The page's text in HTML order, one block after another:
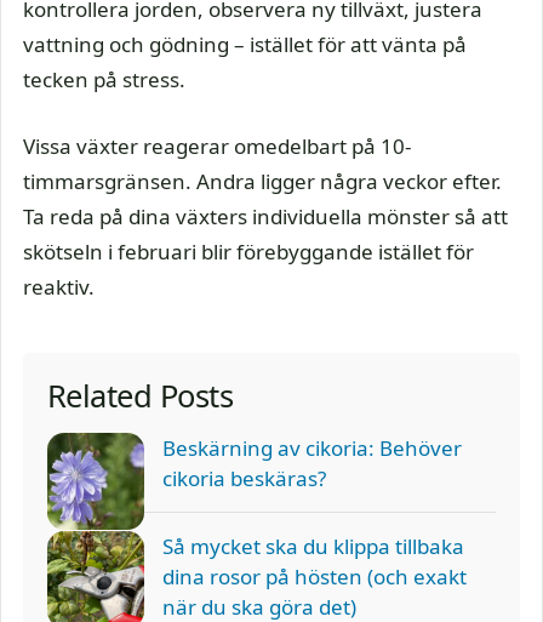
kontrollera jorden, observera ny tillväxt, justera
vattning och gödning – istället för att vänta på
tecken på stress.
Vissa växter reagerar omedelbart på 10-
timmarsgränsen. Andra ligger några veckor efter.
Ta reda på dina växters individuella mönster så att
skötseln i februari blir förebyggande istället för
reaktiv.
Related Posts
Beskärning av cikoria: Behöver
cikoria beskäras?
Så mycket ska du klippa tillbaka
dina rosor på hösten (och exakt
när du ska göra det)